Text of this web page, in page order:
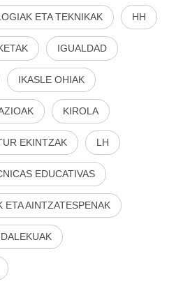
ETA TEKNIKAK HH
IGUALDAD
IKASLE OHIAK
KIROLA
EKINTZAK LH
EDUCATIVAS
ETA AINTZATESPENAK